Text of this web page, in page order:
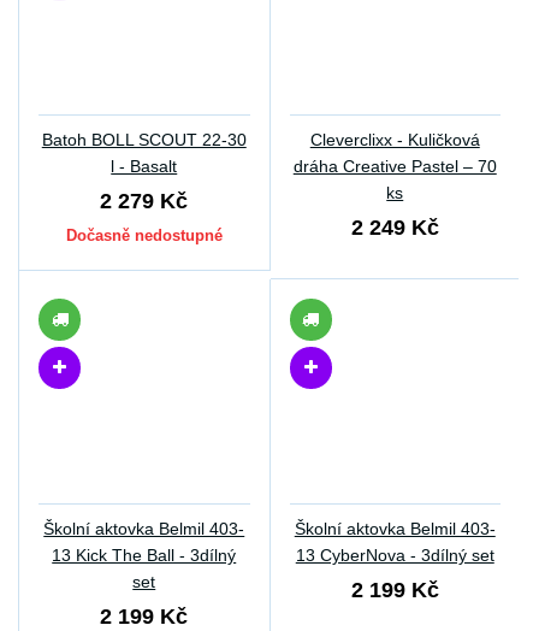
Batoh BOLL SCOUT 22-30
l - Basalt
2 279 Kč
Dočasně nedostupné
Cleverclixx - Kuličková
dráha Creative Pastel – 70
ks
2 249 Kč
Školní aktovka Belmil 403-
13 Kick The Ball - 3dílný
set
2 199 Kč
Školní aktovka Belmil 403-
13 CyberNova - 3dílný set
2 199 Kč